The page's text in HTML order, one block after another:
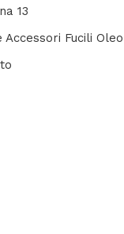
13
Accessori Fucili